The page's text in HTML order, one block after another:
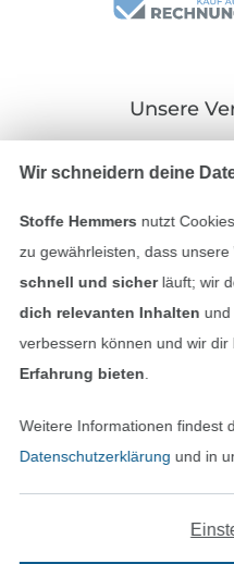
Unsere
In den deutschen
Wir schneidern deine
Stoffe Hemmers nutzt
zu gewährleisten, dass unsere
schnell und sicherläuft; wir
dich relevanten Inhalten und
verbessern können und wir dir
Erfahrung bieten
Weitere Informationen findest
Datenschutzerklärung und in